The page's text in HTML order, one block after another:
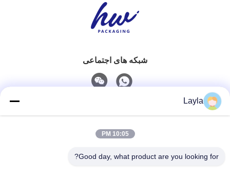
شبکه های اجتماعی
0086-18688885859
Layla
10:05 PM
Good day, what product are you looking for?